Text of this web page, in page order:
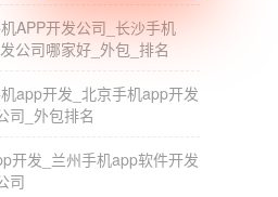
为数不多的APP开发公司
化应用理念，实战了上千个商业
广阔的移动互联网市场。 核心
是莱卡相机。核心应用对用户的
很大程度上的发展，对于用户来
在基本内容中，相比企业介绍
APP开发公司_长沙手机
公司哪家好_外包_排名
app开发_北京手机app开发
司_外包排名
开发_兰州手机app软件开发
司